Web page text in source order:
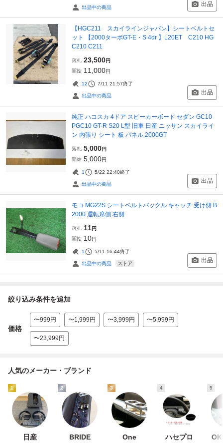
出品中の商品 出品
【HGC211 スカイラインジャパン】シートベルトセ
ット 【2000ターボGT-E・S 4dr 】L20ET C210 HG
C210 C211
落札 23,500円
開始 11,000円
12 7/11 21:57終了
出品中の商品 出品
純正 ハコスカ 4ドア スピーカーボード セダン GC10
PGC10 GT-R S20 L型 旧車 日産 ニッサン スカイライ
ン 内張り シート 板 パネル 2000GT
落札 5,000円
開始 5,000円
1 5/22 22:40終了
出品中の商品 出品
モコ MG22S シートベルトバックル キャッチ 受け側 B
2000 運転席側 右側
落札 11円
開始 10円
1 5/11 16:44終了
出品中の商品 ストア 出品
絞り込み条件を追加
価格
〜999円 〜1,999円 〜3,999円 〜5,999円
〜23,999円
人気のメーカー・ブランド
1
日産
2
BRIDE
3
One
4
ハセプロ
5